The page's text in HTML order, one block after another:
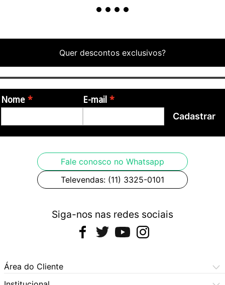
Quer descontos exclusivos?
Nome E-mail
Cadastrar
Fale conosco no Whatsapp
Televendas: (11) 3325-0101
Siga-nos nas redes sociais
Área do Cliente
Meus Pedidos